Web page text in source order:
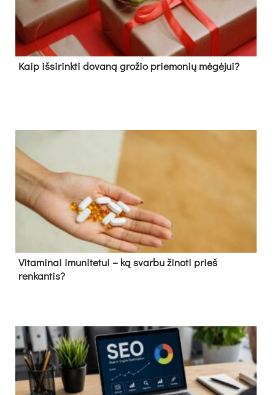
Kaip išsirinkti dovaną grožio priemonių mėgėjui?
Vitaminai imunitetui – ką svarbu žinoti prieš
renkantis?